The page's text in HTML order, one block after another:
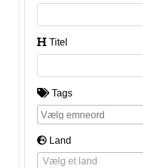
Titel
Tags
Land
Vælg et land